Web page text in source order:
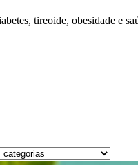
tireoide, obesidade e